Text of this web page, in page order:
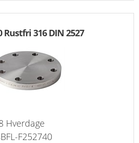
316 DIN 2527
Hverdage
F252740